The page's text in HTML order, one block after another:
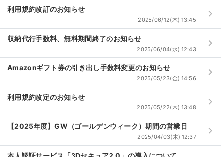
利用規約改訂のお知らせ
2025/06/12(木) 13:45 keyboard_arrow_right
収納代行手数料、無料期間終了のお知らせ
2025/06/04(水) 12:43 keyboard_arrow_right
Amazonギフト券の引き出し手数料変更のお知らせ
2025/05/23(金) 14:56 keyboard_arrow_right
利用規約改定のお知らせ
2025/05/22(木) 13:48 keyboard_arrow_right
【2025年度】GW（ゴールデンウィーク）期間の営業日
2025/04/03(木) 12:37 keyboard_arrow_right